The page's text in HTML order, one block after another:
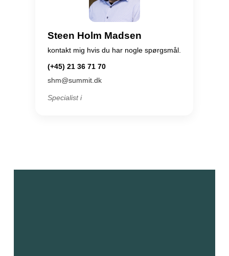
Steen Holm Madsen
kontakt mig hvis du har nogle spørgsmål.
(+45) 21 36 71 70
shm@summit.dk
Specialist i